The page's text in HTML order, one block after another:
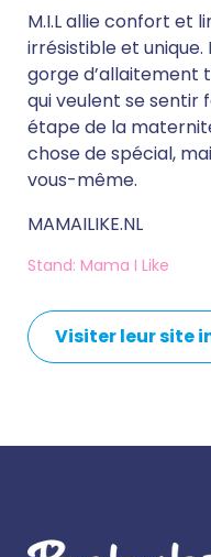
M.I.L allie confort et
irrésistible et
gorge d’allaitement
qui veulent se sentir
étape de la
chose de spécial,
vous-même.
MAMAILIKE.NL
Stand: Mama I Like
Visiter leur site